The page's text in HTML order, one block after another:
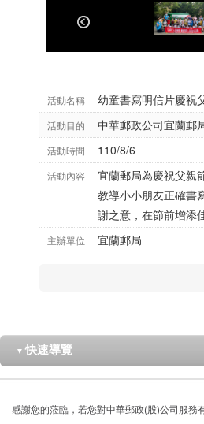
活動名稱 幼童書寫明信片慶祝
活動目的 中華郵政公司宜蘭郵
活動時間 110/8/6
活動內容
宜蘭郵局為慶祝父親
教導小小朋友正確書
謝之意，在節前增添
主辦單位 宜蘭郵局
▼ 快速導覽
感謝您的蒞臨，若您對中華郵政(股)公司服務